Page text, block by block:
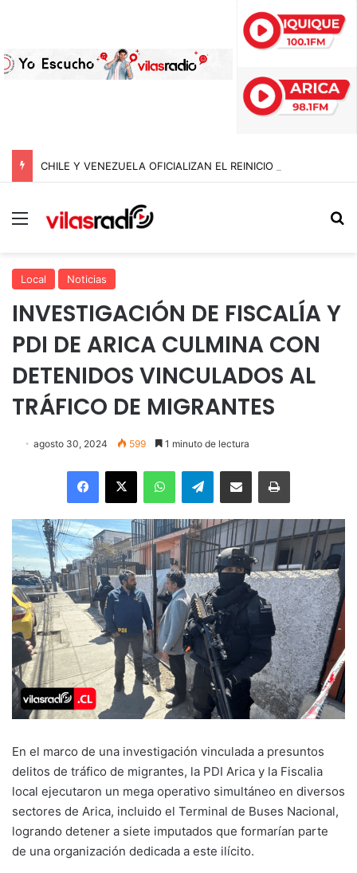
Menú
Local Noticias
INVESTIGACIÓN DE FISCALÍA Y
PDI DE ARICA CULMINA CON
DETENIDOS VINCULADOS AL
TRÁFICO DE MIGRANTES
agosto 30, 2024 599 1 minuto de lectura
Facebook
X WhatsAppTelegramEnviar vía email Imprimir
En el marco de una investigación vinculada a presuntos
delitos de tráfico de migrantes, la PDI Arica y la Fiscalia
local ejecutaron un mega operativo simultáneo en diversos
sectores de Arica, incluido el Terminal de Buses Nacional,
logrando detener a siete imputados que formarían parte
de una organización dedicada a este ilícito.